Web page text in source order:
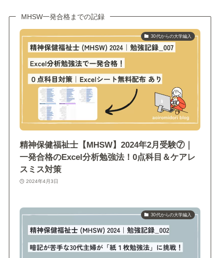
MHSW一発合格までの記録
30代からの大学編入
精神保健福祉士【MHSW】2024年2月受験⑦｜
一発合格のExcel分析勉強法！0点科目＆ケアレ
スミス対策
2024年4月3日
30代からの大学編入